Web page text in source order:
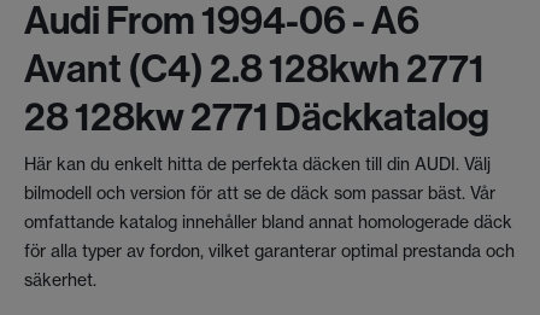
Audi From 1994-06 - A6
Avant (c4) 2.8 128kwh 2771
28 128kw 2771 Däckkatalog
Här kan du enkelt hitta de perfekta däcken till din AUDI. Välj
bilmodell och version för att se de däck som passar bäst. Vår
omfattande katalog innehåller bland annat homologerade däck
för alla typer av fordon, vilket garanterar optimal prestanda och
säkerhet.